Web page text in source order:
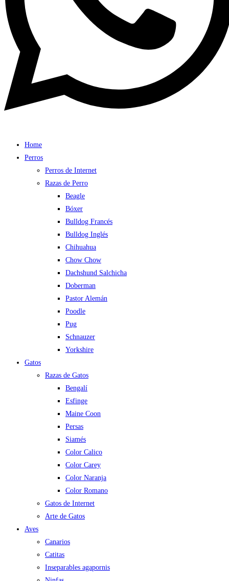
Home
Perros
Perros de Internet
Razas de Perro
Beagle
Bóxer
Bulldog Francés
Bulldog Inglés
Chihuahua
Chow Chow
Dachshund Salchicha
Doberman
Pastor Alemán
Poodle
Pug
Schnauzer
Yorkshire
Gatos
Razas de Gatos
Bengalí
Esfinge
Maine Coon
Persas
Siamés
Color Calico
Color Carey
Color Naranja
Color Romano
Gatos de Internet
Arte de Gatos
Aves
Canarios
Catitas
Inseparables agapornis